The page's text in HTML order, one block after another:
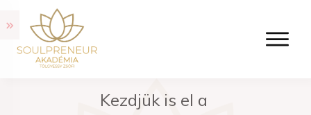
Kezdjük is el a